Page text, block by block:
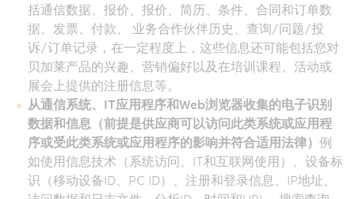
括通信数据、报价、报价、简历、条件、合同和订单数
据、发票、付款、 业务合作伙伴历史、查询/问题/投
诉/订单记录，在一定程度上，这些信息还可能包括您对
贝加莱产品的兴趣、营销偏好以及在培训课程、活动或
展会上提供的注册信息等。
从通信系统、IT应用程序和Web浏览器收集的电子识别
数据和信息（前提是供应商可以访问此类系统或应用程
序或受此类系统或应用程序的影响并符合适用法律） 例
如使用信息技术（系统访问、IT和互联网使用）、设备标
识（移动设备ID、PC ID）、注册和登录信息、IP地址、